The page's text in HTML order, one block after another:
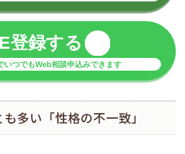
登録する
いつでもWeb相談申込みできます
多い「性格の不一致」